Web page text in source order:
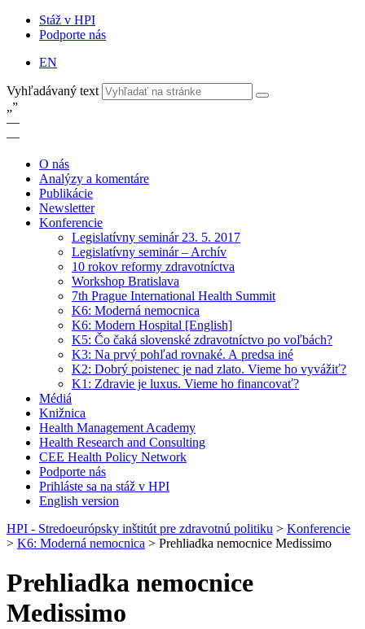
Stáž v HPI
Podporte nás
EN
Vyhľadávaný text
„”
—
—
O nás
Analýzy a komentáre
Publikácie
Newsletter
Konferencie
Legislatívny seminár 23. 5. 2017
Legislatívny seminár – Archív
10 rokov reformy zdravotníctva
Workshop Bratislava
7th Prague International Health Summit
K6: Moderná nemocnica
K6: Modern Hospital [English]
K5: Čo čaká slovenské zdravotníctvo po voľbách?
K3: Na prvý pohľad rovnaké. A predsa iné
K2: Dobrý poistenec je nad zlato. Vieme ho vyvážiť?
K1: Zdravie je luxus. Vieme ho financovať?
Médiá
Knižnica
Health Management Academy
Health Research and Consulting
CEE Health Policy Network
Podporte nás
Prihláste sa na stáž v HPI
English version
HPI - Stredoeurópsky inštitút pre zdravotnú politiku > Konferencie
> K6: Moderná nemocnica > Prehliadka nemocnice Medissimo
Prehliadka nemocnice
Medissimo